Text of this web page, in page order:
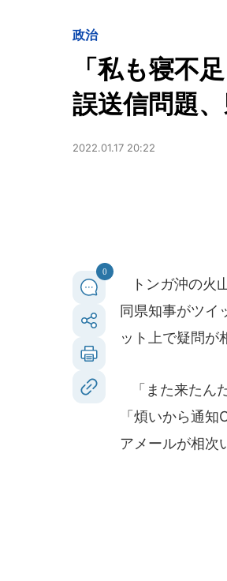
政治
「私も寝不
誤送信問題
2022.01.17 20:22
0
トンガ沖の火
同県知事がツイ
ット上で疑問が
「また来たん
「煩いから通
アメールが相次